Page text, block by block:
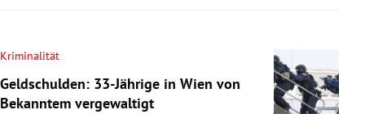
Kriminalität
Geldschulden: 33-Jährige in Wien von
Bekanntem vergewaltigt